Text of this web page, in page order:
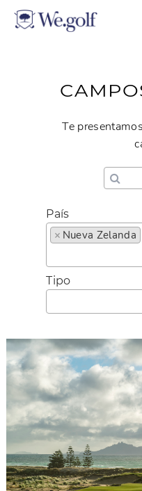
Te
País
× Nueva Zelanda
Tipo